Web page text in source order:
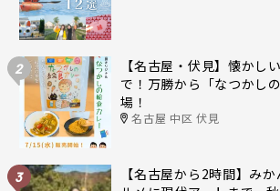
2
【名古屋・伏見】懐かし
で！万勝から「なつかし
場！
名古屋 中区 伏見
3
【名古屋から2時間】み